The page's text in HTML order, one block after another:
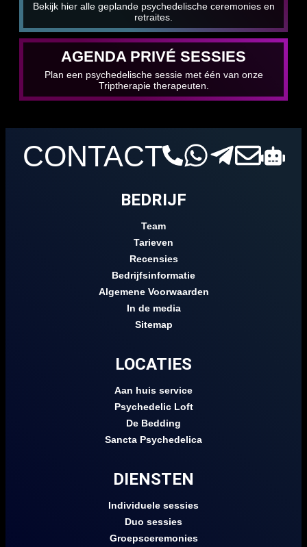
Bekijk hier alle geplande psychedelische ceremonies en
retraites.
AGENDA PRIVÉ SESSIES
Plan een psychedelische sessie met één van onze
Triptherapie therapeuten.
CONTACT
BEDRIJF
Team
Tarieven
Recensies
Bedrijfsinformatie
Algemene Voorwaarden
In de media
Sitemap
LOCATIES
Aan huis service
Psychedelic Loft
De Bedding
Sancta Psychedelica
DIENSTEN
Individuele sessies
Duo sessies
Groepsceremonies